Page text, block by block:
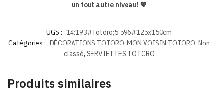
un tout autre niveau! 💖
UGS : 14:193#Totoro;5:596#125x150cm
Catégories : DÉCORATIONS TOTORO, MON VOISIN TOTORO, Non
classé, SERVIETTES TOTORO
Produits similaires